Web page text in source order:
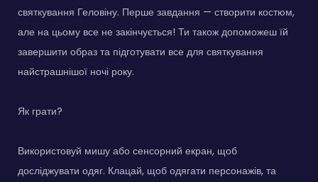
святкування Геловіну. Перше завдання — створити костюм,
але на цьому все не закінчується! Ти також допоможеш їй
завершити образ та підготувати все для святкування
найстрашнішої ночі року.
Як грати?
Використовуй мишу або сенсорний екран, щоб
досліджувати одяг. Клацай, щоб одягати персонажів, та